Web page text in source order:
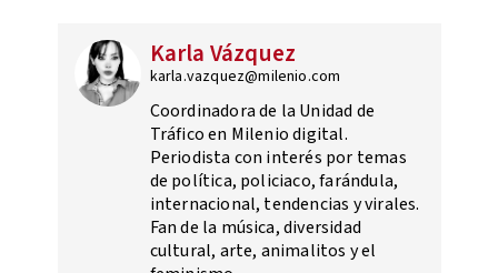
Karla Vázquez
karla.vazquez@milenio.com
Coordinadora de la Unidad de
Tráfico en Milenio digital.
Periodista con interés por temas
de política, policiaco, farándula,
internacional, tendencias y virales.
Fan de la música, diversidad
cultural, arte, animalitos y el